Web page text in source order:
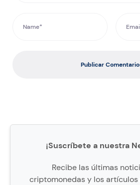
Publicar
¡Suscríbete a nuestra
Recibe las últimas
criptomonedas y los